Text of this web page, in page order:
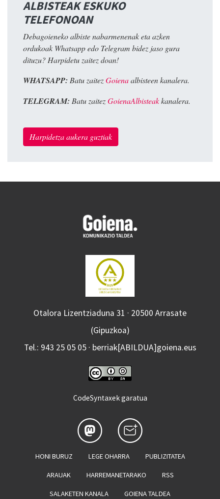
ALBISTEAK ESKUKO
TELEFONOAN
Debagoieneko albiste nabarmenenak eta azken
ordukoak Whatsapp edo Telegram bidez jaso gura
dituzu? Harpidetu zaitez doan!
WHATSAPP: Batu zaitezGoienaalbisteen kanalera.
TELEGRAM: Batu zaitezGoienaAlbisteakkanalera.
Harpidetza aukera guztiak
Otalora Lizentziaduna 31 · 20500 Arrasate
(Gipuzkoa)
Tel.: 943 25 05 05 · berriak[ABILDUA]goiena.eus
CodeSyntaxek garatua
HONI BURUZ LEGE OHARRA PUBLIZITATEA
ARAUAK HARREMANETARAKO RSS
SALAKETEN KANALA GOIENA TALDEA